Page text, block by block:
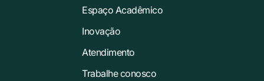
Espaço Acadêmico
Inovação
Atendimento
Trabalhe conosco